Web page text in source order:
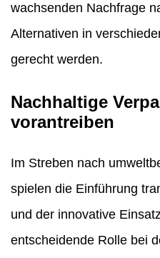
wachsenden Nachfrage
Alternativen in
gerecht werden.
Nachhaltige
vorantreiben
Im Streben nach
spielen die Einführung
und der innovative
entscheidende Rolle bei